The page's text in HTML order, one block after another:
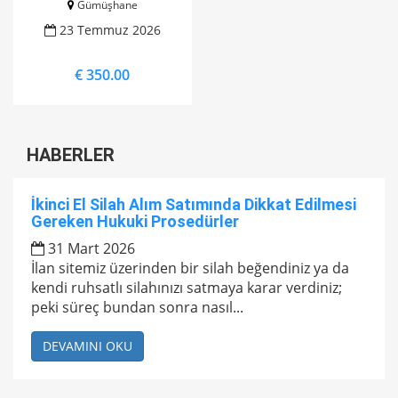
Gümüşhane
23 Temmuz 2026
€ 350.00
HABERLER
İkinci El Silah Alım Satımında Dikkat Edilmesi
Gereken Hukuki Prosedürler
31 Mart 2026
İlan sitemiz üzerinden bir silah beğendiniz ya da
kendi ruhsatlı silahınızı satmaya karar verdiniz;
peki süreç bundan sonra nasıl...
DEVAMINI OKU